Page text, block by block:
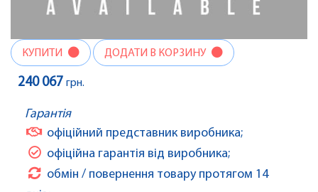
КУПИТИ ДОДАТИ В КОРЗИНУ
240 067 грн.
Гарантія
офіційний представник виробника;
офіційна гарантія від виробника;
обмін / повернення товару протягом 14